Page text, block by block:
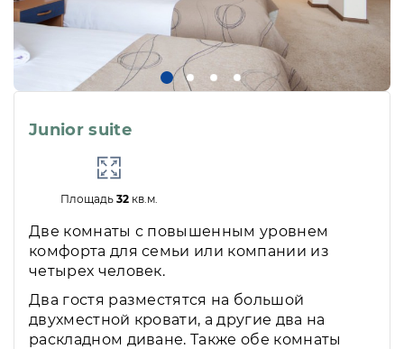
Junior suite
Площадь 32кв.м.
Две комнаты с повышенным уровнем
комфорта для семьи или компании из
четырех человек.
Два гостя разместятся на большой
двухместной кровати, а другие два на
раскладном диване. Также обе комнаты